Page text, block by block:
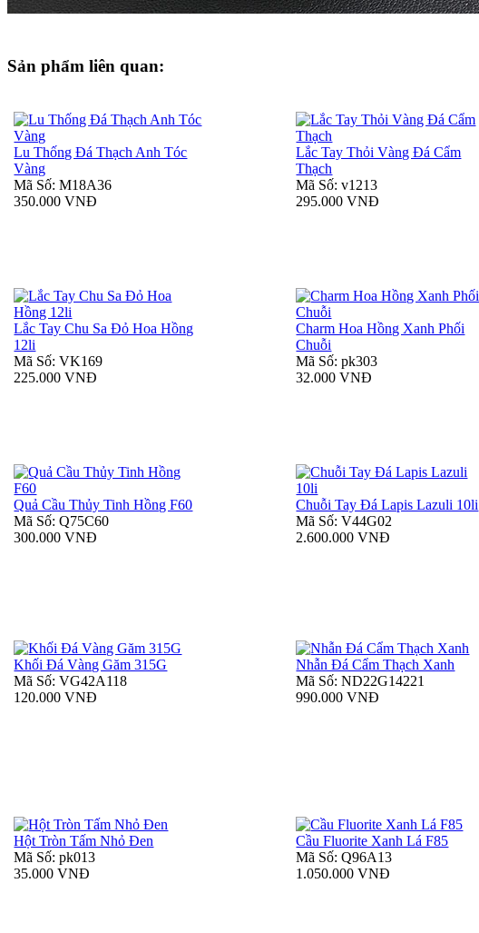
Sản phẩm liên quan:
Lu Thống Đá Thạch Anh Tóc
Vàng
Mã Số: M18A36
350.000 VNĐ
Lắc Tay Thỏi Vàng Đá Cẩm
Thạch
Mã Số: v1213
295.000 VNĐ
Lắc Tay Chu Sa Đỏ Hoa Hồng
12li
Mã Số: VK169
225.000 VNĐ
Charm Hoa Hồng Xanh Phối
Chuỗi
Mã Số: pk303
32.000 VNĐ
Quả Cầu Thủy Tinh Hồng F60
Mã Số: Q75C60
300.000 VNĐ
Chuỗi Tay Đá Lapis Lazuli 10li
Mã Số: V44G02
2.600.000 VNĐ
Khối Đá Vàng Găm 315G
Mã Số: VG42A118
120.000 VNĐ
Nhẫn Đá Cẩm Thạch Xanh
Mã Số: ND22G14221
990.000 VNĐ
Hột Tròn Tấm Nhỏ Đen
Mã Số: pk013
35.000 VNĐ
Cầu Fluorite Xanh Lá F85
Mã Số: Q96A13
1.050.000 VNĐ